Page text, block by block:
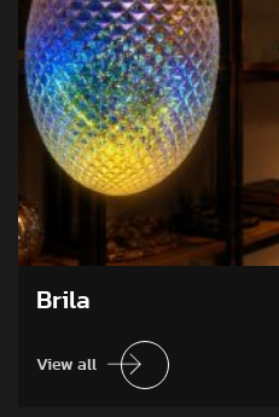
Brila
View all